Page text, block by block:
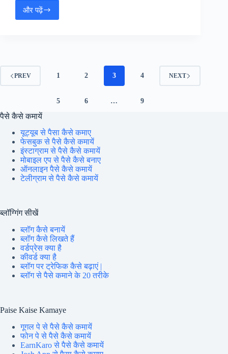
और पढ़ेंGoogle
PREV 1 2 3 4
5 6 … 9
NEXT
पैसे कैसे कमायें
यूट्यूब से पैसा कैसे कमाए
फेसबुक से पैसे कैसे कमायें
इंस्टाग्राम से पैसे कैसे कमायें
मोबाइल एप से पैसे कैसे बनाए
ऑनलाइन पैसे कैसे कमायें
टेलीग्राम से पैसे कैसे कमायें
ब्लॉग्गिंग सीखें
ब्लॉग कैसे बनायें
ब्लॉग कैसे लिखते हैं
वर्डप्रेस क्या है
कीवर्ड क्या है
ब्लॉग पर ट्रेफिक कैसे बढ़ाएं |
ब्लॉग से पैसे कमाने के 20 तरीके
Paise Kaise Kamaye
गूगल पे से पैसे कैसे कमायें
फोन पे से पैसे कैसे कमायें
EarnKaro से पैसे कैसे कमायें